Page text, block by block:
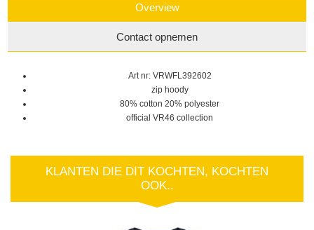
Overview
Contact opnemen
Art nr: VRWFL392602
zip hoody
80% cotton 20% polyester
official VR46 collection
KLANTEN DIE DIT KOCHTEN, KOCHTEN
OOK..